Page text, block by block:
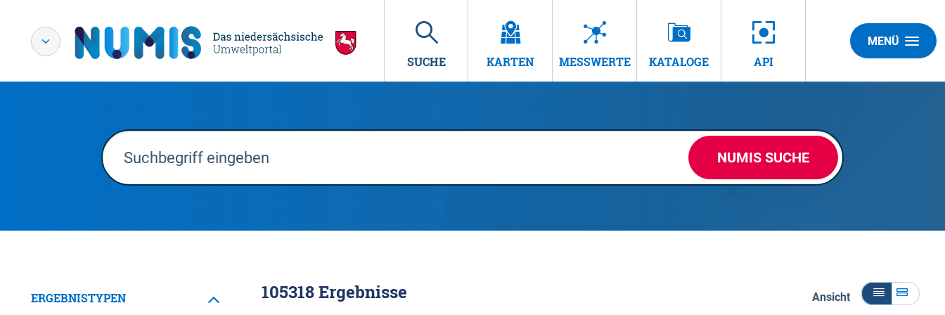
SUCHE KARTEN MESSWERTE KATALOGE API
MENÜ
NUMIS SUCHE
ERGEBNISTYPEN 105318Ergebnisse Ansicht